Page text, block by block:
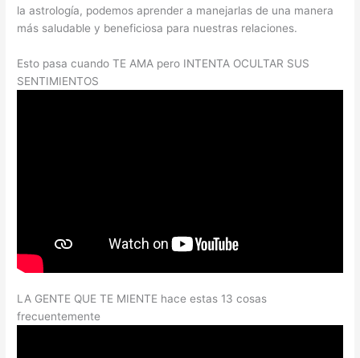
la astrología, podemos aprender a manejarlas de una manera
más saludable y beneficiosa para nuestras relaciones.
Esto pasa cuando TE AMA pero INTENTA OCULTAR SUS
SENTIMIENTOS
LA GENTE QUE TE MIENTE hace estas 13 cosas
frecuentemente